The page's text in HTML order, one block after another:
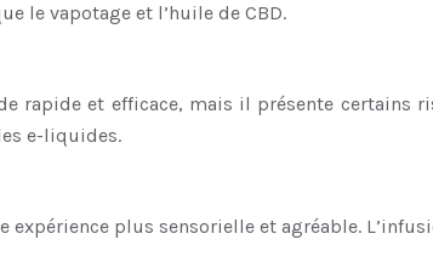
le vapotage et l’huile de CBD.
et efficace, mais il présente
e-liquides.
plus sensorielle et agréable.